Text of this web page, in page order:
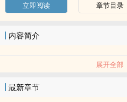
立即阅读
章节目录
内容简介
展开全部
最新章节